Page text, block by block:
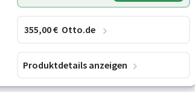
355,00€ Otto.de
Produktdetails anzeigen